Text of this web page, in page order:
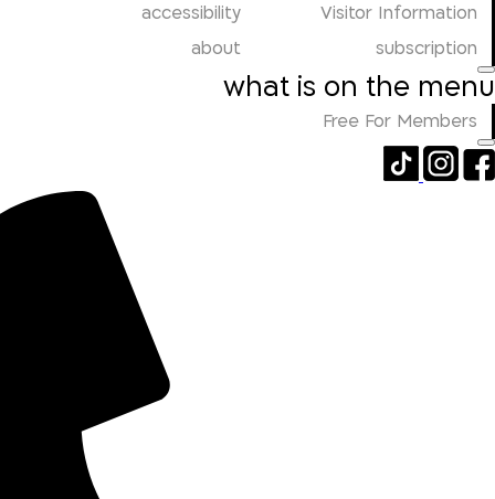
Visitor Information
accessibility
subscription
about
what is on the menu
Free For Members